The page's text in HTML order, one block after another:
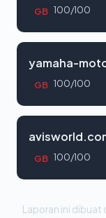
GB 100/100
yamaha-
GB 100/100
GB 100/100
Laporan ini dibuat